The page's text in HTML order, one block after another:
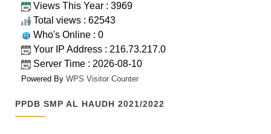
Views This Year : 3969
Total views : 62543
Who's Online : 0
Your IP Address : 216.73.217.0
Server Time : 2026-08-10
Powered By WPS Visitor Counter
PPDB SMP AL HAUDH 2021/2022